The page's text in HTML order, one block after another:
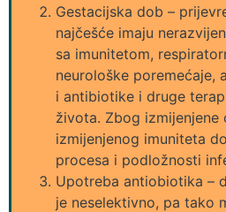
Gestacijska dob –
najčešće imaju
sa imunitetom,
neurološke poremećaje,
i antibiotike i druge
života. Zbog izmijenjene
izmijenjenog imuniteta
procesa i podložnosti
Upotreba antiobiotika –
je neselektivno, pa tako